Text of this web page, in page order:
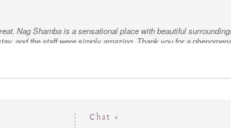
Nag Shamba is a sensational place with beautiful
and the staff were simply amazing. Thank you for a
Chat »